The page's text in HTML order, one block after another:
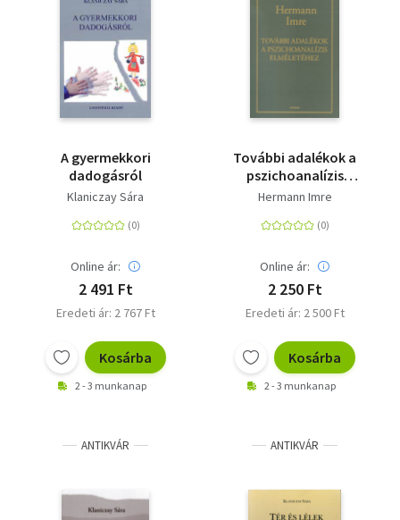
Természettudomány
Történelem
A gyermekkori
dadogásról
Klaniczay Sára
Online ár:
2 491 Ft
Eredeti ár: 2 767 Ft
Kosárba
2 - 3 munkanap
További adalékok a
pszichoanalízis
elméletéhez
Hermann Imre
Online ár:
2 250 Ft
Eredeti ár: 2 500 Ft
Kosárba
2 - 3 munkanap
ANTIKVÁR ANTIKVÁR